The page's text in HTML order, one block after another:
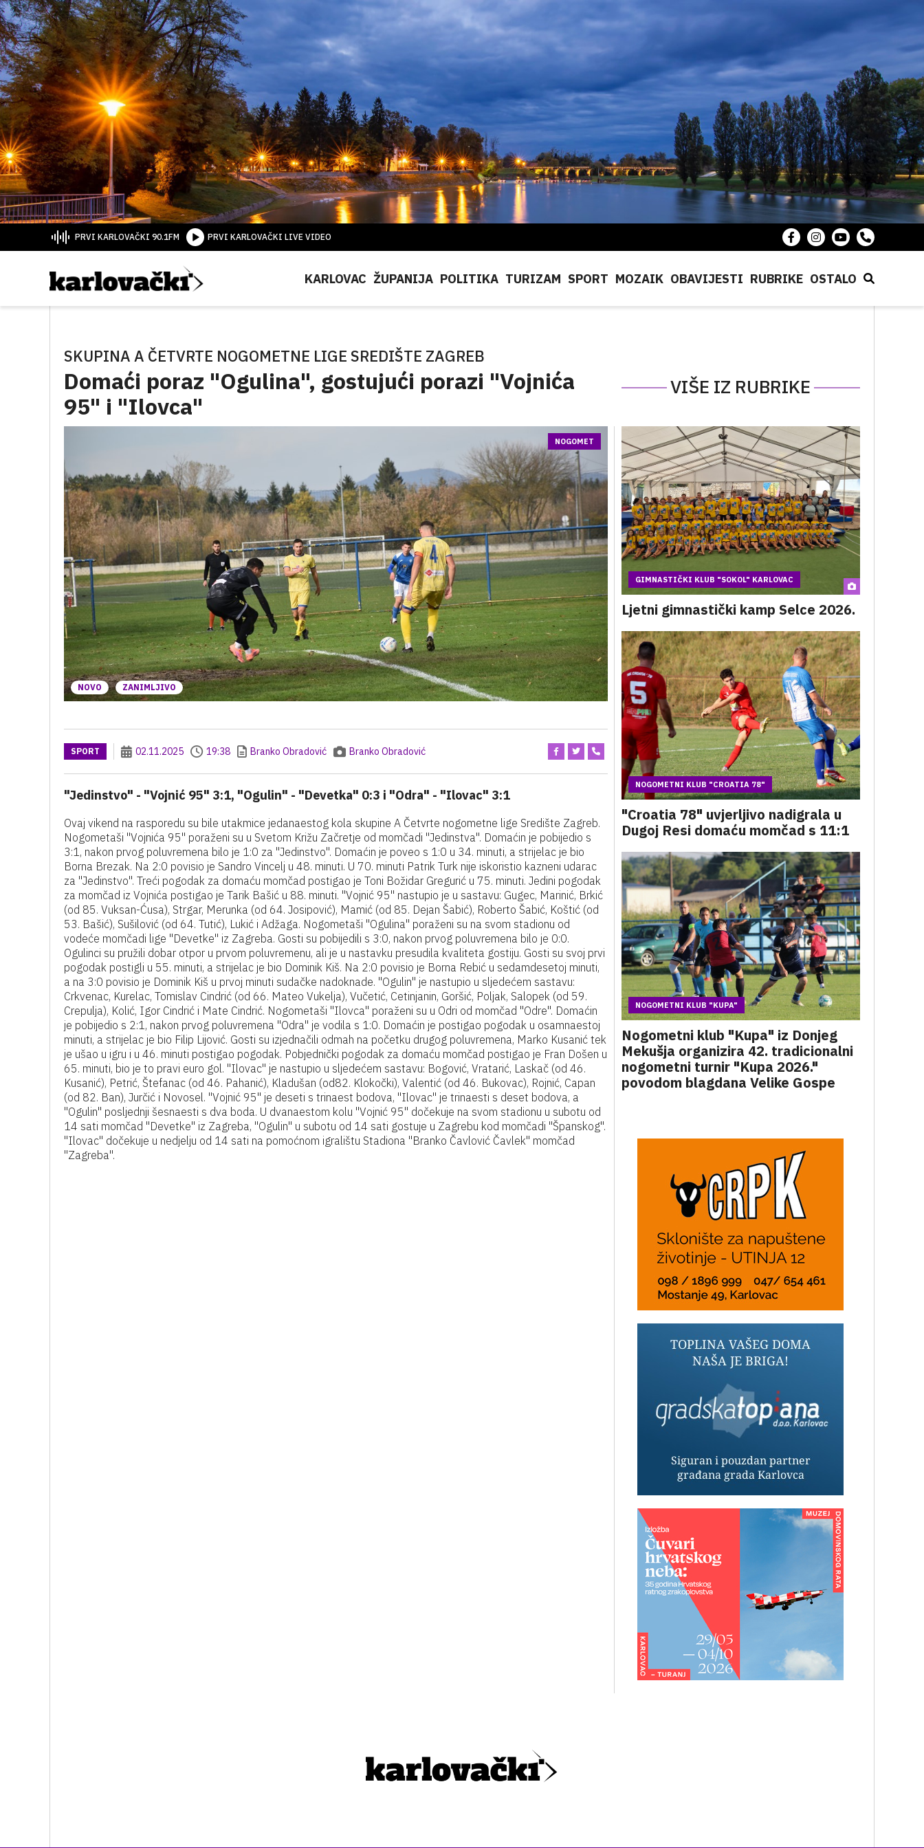
PRVI KARLOVAČKI 90.1FM PRVI KARLOVAČKI LIVE VIDEO
KARLOVAC ŽUPANIJA POLITIKA TURIZAM SPORT MOZAIK OBAVIJESTI RUBRIKE OSTALO
SKUPINA A ČETVRTE NOGOMETNE LIGE SREDIŠTE ZAGREB
Domaći poraz "Ogulina", gostujući porazi "Vojnića
95" i "Ilovca"
VIŠE IZ RUBRIKE
NOVO ZANIMLJIVO
NOGOMET
SPORT 02.11.2025 19:38 Branko Obradović Branko Obradović
"Jedinstvo" - "Vojnić 95" 3:1, "Ogulin" - "Devetka" 0:3 i "Odra" - "Ilovac" 3:1
Ovaj vikend na rasporedu su bile utakmice jedanaestog kola skupine A Četvrte nogometne lige Središte Zagreb.
Nogometaši "Vojnića 95" poraženi su u Svetom Križu Začretje od momčadi "Jedinstva". Domaćin je pobijedio s
3:1, nakon prvog poluvremena bilo je 1:0 za "Jedinstvo". Domaćin je poveo s 1:0 u 34. minuti, a strijelac je bio
Borna Brezak. Na 2:0 povisio je Sandro Vincelj u 48. minuti. U 70. minuti Patrik Turk nije iskoristio kazneni udarac
za "Jedinstvo". Treći pogodak za domaću momčad postigao je Toni Božidar Gregurić u 75. minuti. Jedini pogodak
za momčad iz Vojnića postigao je Tarik Bašić u 88. minuti. "Vojnić 95" nastupio je u sastavu: Gugec, Marinić, Brkić
(od 85. Vuksan-Ćusa), Strgar, Merunka (od 64. Josipović), Mamić (od 85. Dejan Šabić), Roberto Šabić, Koštić (od
53. Bašić), Sušilović (od 64. Tutić), Lukić i Adžaga. Nogometaši "Ogulina" poraženi su na svom stadionu od
vodeće momčadi lige "Devetke" iz Zagreba. Gosti su pobijedili s 3:0, nakon prvog poluvremena bilo je 0:0.
Ogulinci su pružili dobar otpor u prvom poluvremenu, ali je u nastavku presudila kvaliteta gostiju. Gosti su svoj prvi
pogodak postigli u 55. minuti, a strijelac je bio Dominik Kiš. Na 2:0 povisio je Borna Rebić u sedamdesetoj minuti,
a na 3:0 povisio je Dominik Kiš u prvoj minuti sudačke nadoknade. "Ogulin" je nastupio u sljedećem sastavu:
Crkvenac, Kurelac, Tomislav Cindrić (od 66. Mateo Vukelja), Vučetić, Cetinjanin, Goršić, Poljak, Salopek (od 59.
Crepulja), Kolić, Igor Cindrić i Mate Cindrić. Nogometaši "Ilovca" poraženi su u Odri od momčad "Odre". Domaćin
je pobijedio s 2:1, nakon prvog poluvremena "Odra" je vodila s 1:0. Domaćin je postigao pogodak u osamnaestoj
minuti, a strijelac je bio Filip Lijović. Gosti su izjednačili odmah na početku drugog poluvremena, Marko Kusanić tek
je ušao u igru i u 46. minuti postigao pogodak. Pobjednički pogodak za domaću momčad postigao je Fran Došen u
65. minuti, bio je to pravi euro gol. "Ilovac" je nastupio u sljedećem sastavu: Bogović, Vratarić, Laskač (od 46.
Kusanić), Petrić, Štefanac (od 46. Pahanić), Kladušan (od82. Klokočki), Valentić (od 46. Bukovac), Rojnić, Capan
(od 82. Ban), Jurčić i Novosel. "Vojnić 95" je deseti s trinaest bodova, "Ilovac" je trinaesti s deset bodova, a
"Ogulin" posljednji šesnaesti s dva boda. U dvanaestom kolu "Vojnić 95" dočekuje na svom stadionu u subotu od
14 sati momčad "Devetke" iz Zagreba, "Ogulin" u subotu od 14 sati gostuje u Zagrebu kod momčadi "Španskog".
"Ilovac" dočekuje u nedjelju od 14 sati na pomoćnom igralištu Stadiona "Branko Čavlović Čavlek" momčad
"Zagreba".
GIMNASTIČKI KLUB "SOKOL" KARLOVAC
Ljetni gimnastički kamp Selce 2026.
NOGOMETNI KLUB "CROATIA 78"
"Croatia 78" uvjerljivo nadigrala u
Dugoj Resi domaću momčad s 11:1
NOGOMETNI KLUB "KUPA"
Nogometni klub "Kupa" iz Donjeg
Mekušja organizira 42. tradicionalni
nogometni turnir "Kupa 2026."
povodom blagdana Velike Gospe